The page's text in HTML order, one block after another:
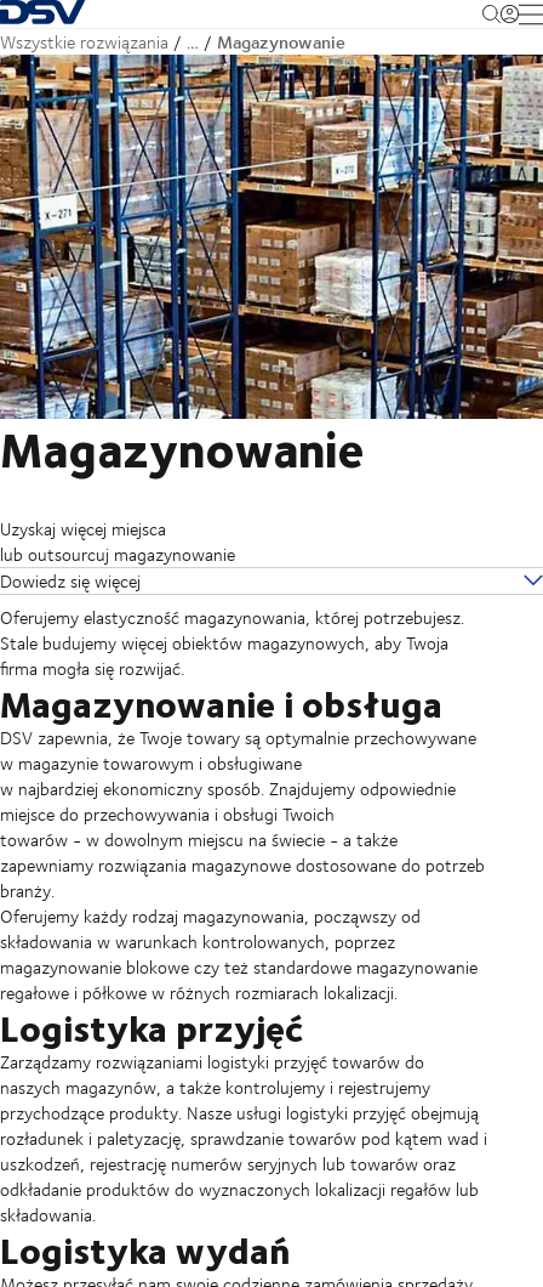
Cofnij do strony głównej
Wszystkie rozwiązania … Magazynowanie
Magazynowanie
Uzyskaj więcej miejsca
lub outsourcuj magazynowanie
Dowiedz się więcej
Oferujemy elastyczność magazynowania, której potrzebujesz.
Stale budujemy więcej obiektów magazynowych, aby Twoja
firma mogła się rozwijać.
Magazynowanie i obsługa
DSV zapewnia, że Twoje towary są optymalnie przechowywane
w magazynie towarowym i obsługiwane
w najbardziej ekonomiczny sposób. Znajdujemy odpowiednie
miejsce do przechowywania i obsługi Twoich
towarów - w dowolnym miejscu na świecie - a także
zapewniamy rozwiązania magazynowe dostosowane do potrzeb
branży.
Oferujemy każdy rodzaj magazynowania, począwszy od
składowania w warunkach kontrolowanych, poprzez
magazynowanie blokowe czy też standardowe magazynowanie
regałowe i półkowe w różnych rozmiarach lokalizacji.
Logistyka przyjęć
Zarządzamy rozwiązaniami logistyki przyjęć towarów do
naszych magazynów, a także kontrolujemy i rejestrujemy
przychodzące produkty. Nasze usługi logistyki przyjęć obejmują
rozładunek i paletyzację, sprawdzanie towarów pod kątem wad i
uszkodzeń, rejestrację numerów seryjnych lub towarów oraz
odkładanie produktów do wyznaczonych lokalizacji regałów lub
składowania.
Logistyka wydań